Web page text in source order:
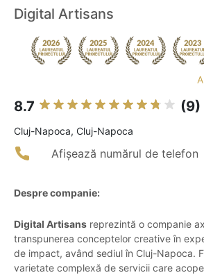
Digital Artisans
8.7 (9)
Cluj-Napoca, Cluj-Napoca
Afișează numărul de telefon
Despre companie:
Digital Artisans reprezintă o companie
transpunerea conceptelor creative în
de impact, având sediul în Cluj-Napoca.
varietate complexă de servicii care